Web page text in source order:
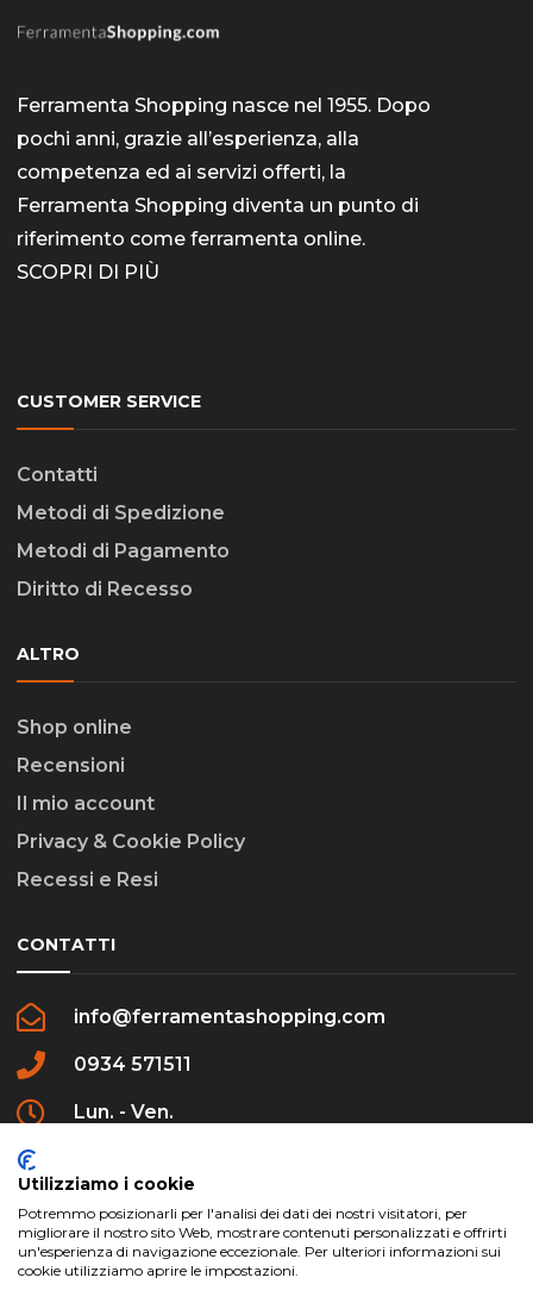
Ferramenta Shopping nasce nel 1955. Dopo
pochi anni, grazie all’esperienza, alla
competenza ed ai servizi offerti, la
Ferramenta Shopping diventa un punto di
riferimento come ferramenta online.
SCOPRI DI PIÙ
CUSTOMER SERVICE
Contatti
Metodi di Spedizione
Metodi di Pagamento
Diritto di Recesso
ALTRO
Shop online
Recensioni
Il mio account
Privacy & Cookie Policy
Recessi e Resi
CONTATTI
info@ferramentashopping.com
0934 571511
Lun. - Ven.
Utilizziamo i cookie
Potremmo posizionarli per l'analisi dei dati dei nostri visitatori, per
migliorare il nostro sito Web, mostrare contenuti personalizzati e offrirti
un'esperienza di navigazione eccezionale. Per ulteriori informazioni sui
cookie utilizziamo aprire le impostazioni.